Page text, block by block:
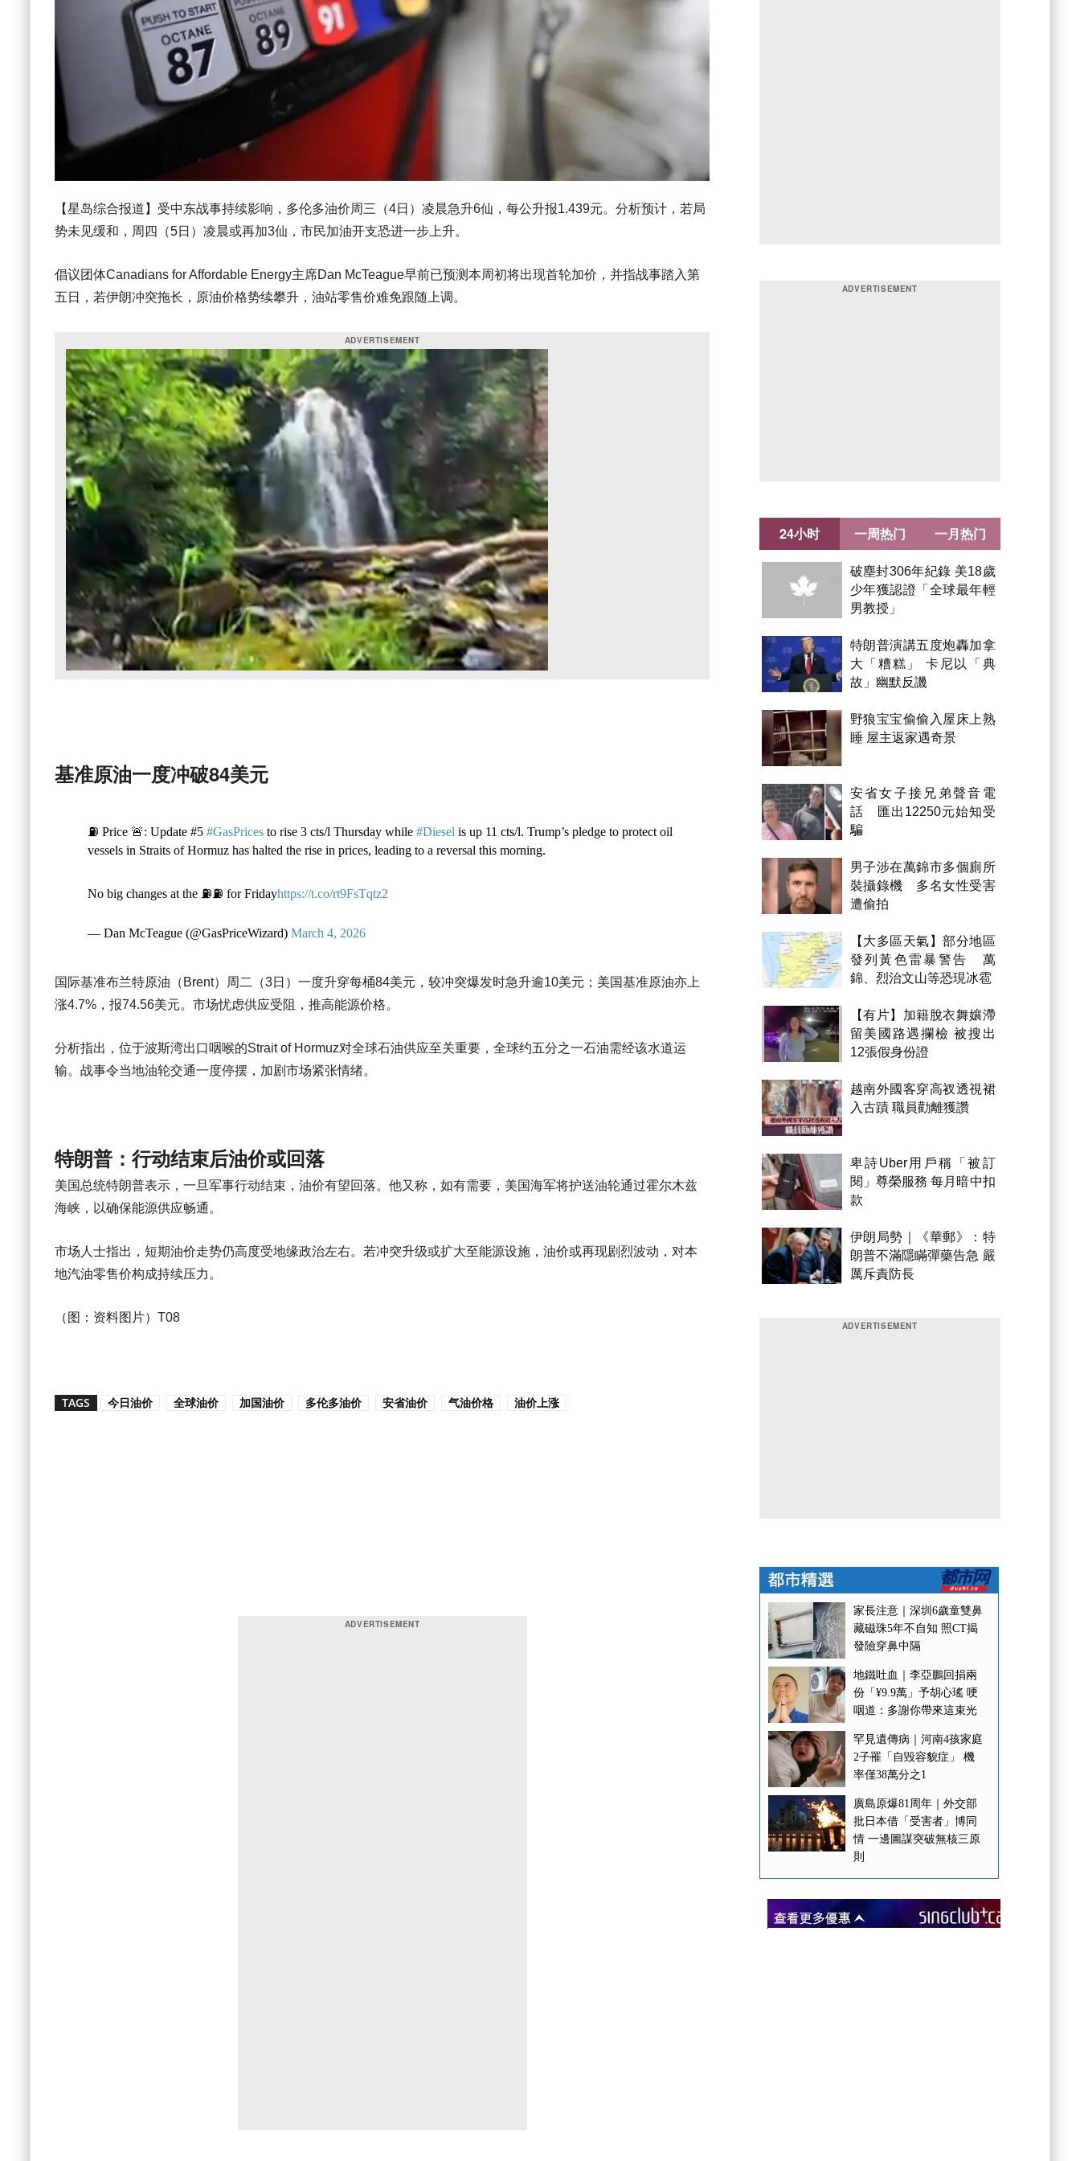
【星岛综合报道】受中东战事持续影响，多伦多油价周三（4日）凌晨急升6仙，每公升报1.439元。分析预计，若局
势未见缓和，周四（5日）凌晨或再加3仙，市民加油开支恐进一步上升。
倡议团体Canadians for Affordable Energy主席Dan McTeague早前已预测本周初将出现首轮加价，并指战事踏入第
五日，若伊朗冲突拖长，原油价格势续攀升，油站零售价难免跟随上调。
基准原油一度冲破84美元
⛽️ Price 🚨: Update #5 #GasPricesto rise 3 cts/l Thursday while #Diesel is up 11 cts/l. Trump’s pledge to protect oil
vessels in Straits of Hormuz has halted the rise in prices, leading to a reversal this morning.
No big changes at the ⛽️⛽️ for Fridayhttps://t.co/rt9FsTqtz2
— Dan McTeague (@GasPriceWizard) March 4, 2026
国际基准布兰特原油（Brent）周二（3日）一度升穿每桶84美元，较冲突爆发时急升逾10美元；美国基准原油亦上
涨4.7%，报74.56美元。市场忧虑供应受阻，推高能源价格。
分析指出，位于波斯湾出口咽喉的Strait of Hormuz对全球石油供应至关重要，全球约五分之一石油需经该水道运
输。战事令当地油轮交通一度停摆，加剧市场紧张情绪。
特朗普：行动结束后油价或回落
美国总统特朗普表示，一旦军事行动结束，油价有望回落。他又称，如有需要，美国海军将护送油轮通过霍尔木兹
海峡，以确保能源供应畅通。
市场人士指出，短期油价走势仍高度受地缘政治左右。若冲突升级或扩大至能源设施，油价或再现剧烈波动，对本
地汽油零售价构成持续压力。
（图：资料图片）T08
TAGS 今日油价 全球油价 加国油价 多伦多油价 安省油价 气油价格 油价上涨
24小时
破塵封306年紀錄 美18歲
少年獲認證「全球最年輕
男教授」
特朗普演講五度炮轟加拿
大「糟糕」 卡尼以「典
故」幽默反譏
野狼宝宝偷偷入屋床上熟
睡 屋主返家遇奇景
安省女子接兄弟聲音電
話 匯出12250元始知受
騙
男子涉在萬錦市多個廁所
裝攝錄機 多名女性受害
遭偷拍
【大多區天氣】部分地區
發列黃色雷暴警告 萬
錦、烈治文山等恐現冰雹
【有片】加籍脫衣舞孃滯
留美國路遇攔檢 被搜出
12張假身份證
越南外國客穿高衩透視裙
入古蹟 職員勸離獲讚
卑詩Uber用戶稱「被訂
閱」尊榮服務 每月暗中扣
款
伊朗局勢｜《華郵》：特
朗普不滿隱瞞彈藥告急 嚴
厲斥責防長
一周热门 一月热门